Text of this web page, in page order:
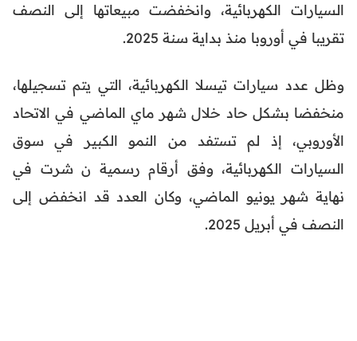
السيارات الكهربائية، وانخفضت مبيعاتها إلى النصف
تقريبا في أوروبا منذ بداية سنة 2025.
وظل عدد سيارات تيسلا الكهربائية، التي يتم تسجيلها،
منخفضا بشكل حاد خلال شهر ماي الماضي في الاتحاد
الأوروبي، إذ لم تستفد من النمو الكبير في سوق
السيارات الكهربائية، وفق أرقام رسمية ن شرت في
نهاية شهر يونيو الماضي، وكان العدد قد انخفض إلى
النصف في أبريل 2025.